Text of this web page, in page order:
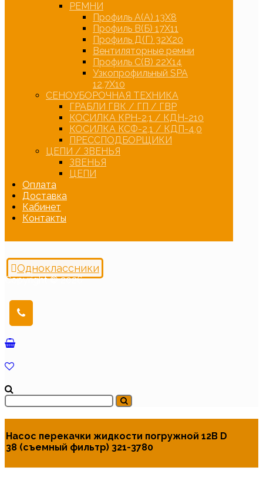
РЕМНИ
Профиль А(А) 13Х8
Профиль В(Б) 17Х11
Профиль Д(Г) 32Х20
Вентиляторные ремни
Профиль С(В) 22Х14
Узкопрофильный SPA
12,7Х10
СЕНОУБОРОЧНАЯ ТЕХНИКА
ГРАБЛИ ГВК / ГП / ГВР
КОСИЛКА КРН-2,1 / КДН-210
КОСИЛКА КСФ-2,1 / КДП-4,0
ПРЕССПОДБОРЩИКИ
ЦЕПИ / ЗВЕНЬЯ
ЗВЕНЬЯ
ЦЕПИ
Оплата
Доставка
Кабинет
Контакты
Одноклассники
Copyright © 2026
Насос перекачки жидкости погружной 12В D
38 (съемный фильтр) 321-3780